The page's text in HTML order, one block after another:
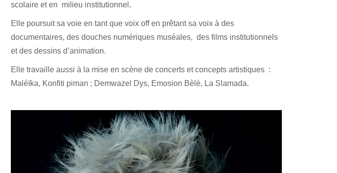
scolaire et en milieu institutionnel.
Elle poursuit sa voie en tant que voix off en prêtant sa voix à des
documentaires, des douches numériques muséales, des films institutionnels
et des dessins d’animation.
Elle travaille aussi à la mise en scène de concerts et concepts artistiques :
Maléïka, Konfiti piman ; Demwazel Dys, Emosion Bèlè, La Slamada.